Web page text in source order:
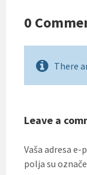
0
There
Leave a
Vaša adresa
polja su